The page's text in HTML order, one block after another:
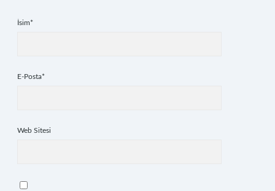
İsim*
E-Posta*
Web Sitesi